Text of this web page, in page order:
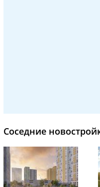
Соседние